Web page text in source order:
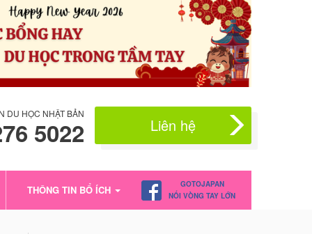
DU HỌC NHẬT BẢN
5022 Liên hệ
THÔNG TIN BỔ ÍCH
GOTOJAPAN
NỐI VÒNG TAY LỚN